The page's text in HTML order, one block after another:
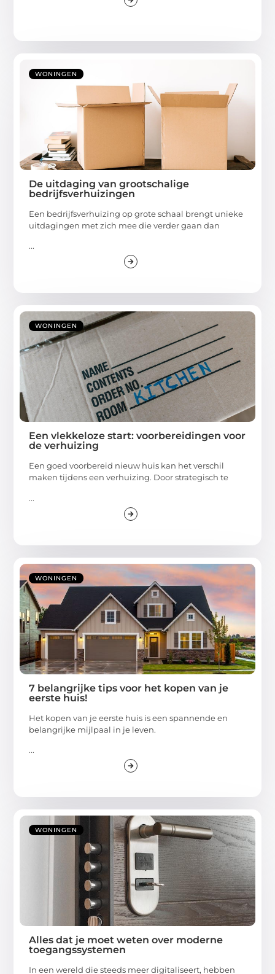
WONINGEN
De uitdaging van grootschalige
bedrijfsverhuizingen
Een bedrijfsverhuizing op grote schaal brengt unieke
uitdagingen met zich mee die verder gaan dan
...
WONINGEN
Een vlekkeloze start: voorbereidingen voor
de verhuizing
Een goed voorbereid nieuw huis kan het verschil
maken tijdens een verhuizing. Door strategisch te
...
WONINGEN
7 belangrijke tips voor het kopen van je
eerste huis!
Het kopen van je eerste huis is een spannende en
belangrijke mijlpaal in je leven.
...
WONINGEN
Alles dat je moet weten over moderne
toegangssystemen
In een wereld die steeds meer digitaliseert, hebben